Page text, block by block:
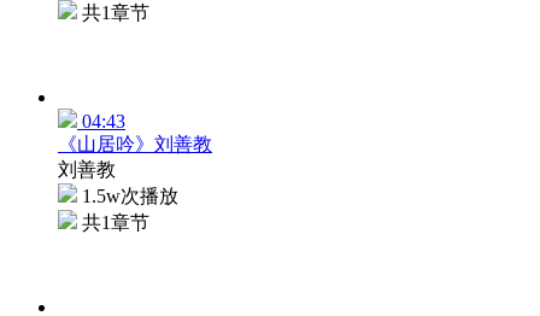
共1章节
04:43
《山居吟》刘善教
刘善教
1.5w次播放
共1章节